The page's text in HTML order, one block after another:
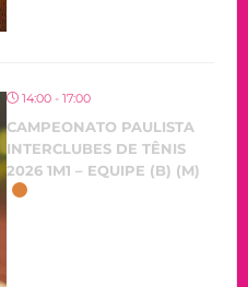
14:00 - 17:00
CAMPEONATO PAULISTA
INTERCLUBES DE TÊNIS
2026 1M1 – EQUIPE (B) (M)